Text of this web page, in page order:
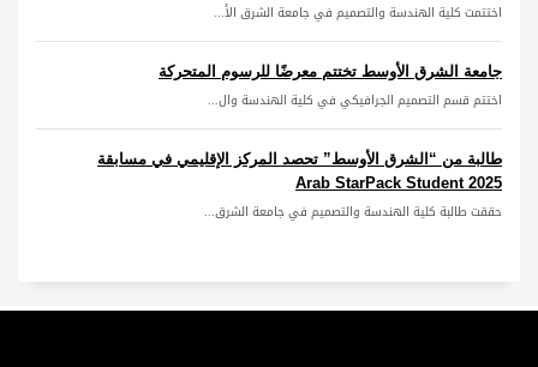
اختتمت كلية الهندسة والتصميم في جامعة الشرق الأ...
جامعة الشرق الأوسط تختتم معرضًا للرسوم المتحركة
اختتم قسم التصميم الجرافيكي في كلية الهندسة وال...
طالبة من “الشرق الأوسط” تحصد المركز الإقليمي في مسابقة
Arab StarPack Student 2025
حققت طالبة كلية الهندسة والتصميم في جامعة الشرق...